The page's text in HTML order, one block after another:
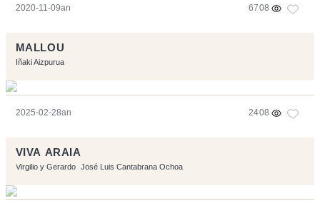
2020-11-09an 6708
MALLOU
Iñaki Aizpurua
2025-02-28an 2408
VIVA ARAIA
Virgilio y Gerardo José Luis Cantabrana Ochoa